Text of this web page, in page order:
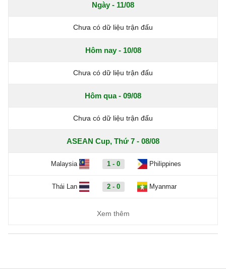
Ngày - 11/08
Chưa có dữ liệu trận đấu
Hôm nay - 10/08
Chưa có dữ liệu trận đấu
Hôm qua - 09/08
Chưa có dữ liệu trận đấu
ASEAN Cup, Thứ 7 - 08/08
Malaysia 1 - 0 Philippines
Thái Lan 2 - 0 Myanmar
Xem thêm